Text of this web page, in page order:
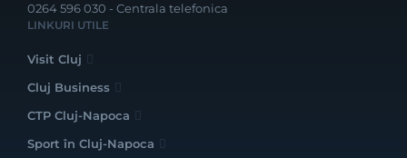
0264 596 030 - Centrala telefonica
LINKURI UTILE
Visit Cluj
Cluj Business
CTP Cluj-Napoca
Sport în Cluj-Napoca